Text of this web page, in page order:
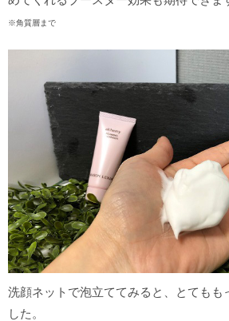
※角質層まで
洗顔ネットで泡立ててみると、とてもも
した。